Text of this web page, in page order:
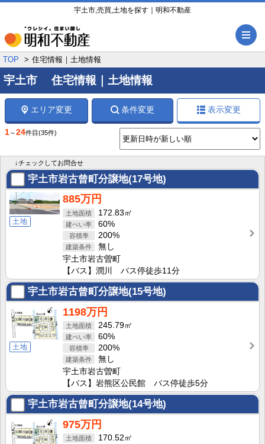
宇土市,売買,土地を探す｜明和不動産
TOP 住宅情報｜土地情報
宇土市 住宅情報｜土地情報
エリア変更 条件変更 表示変更
1～24件目 (35件)
↓チェックしてお問合せ
宇土市岩古曾町分譲地(17号地)
土地
885万円
172.83㎡
60%
200%
無し
宇土市岩古曽町
【バス】潤川 バス停徒歩11分
宇土市岩古曾町分譲地(15号地)
土地
1198万円
245.79㎡
60%
200%
無し
宇土市岩古曽町
【バス】岩熊区公民館 バス停徒歩5分
宇土市岩古曾町分譲地(14号地)
975万円
170.52㎡